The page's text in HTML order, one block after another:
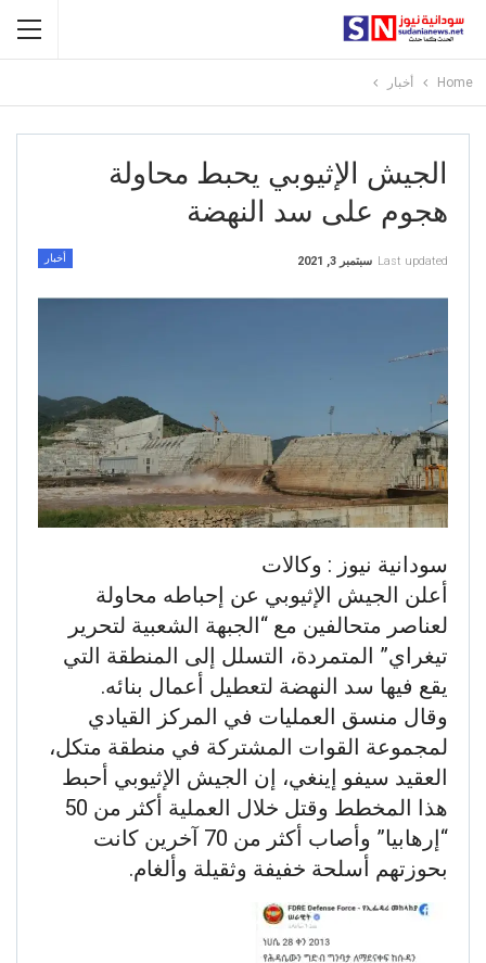
Home أخبار
الجيش الإثيوبي يحبط محاولة
هجوم على سد النهضة
أخبار Last updated سبتمبر 3, 2021
سودانية نيوز : وكالات
أعلن الجيش الإثيوبي عن إحباطه محاولة
لعناصر متحالفين مع “الجبهة الشعبية لتحرير
تيغراي” المتمردة، التسلل إلى المنطقة التي
يقع فيها سد النهضة لتعطيل أعمال بنائه.
وقال منسق العمليات في المركز القيادي
لمجموعة القوات المشتركة في منطقة متكل،
العقيد سيفو إينغي، إن الجيش الإثيوبي أحبط
هذا المخطط وقتل خلال العملية أكثر من 50
“إرهابيا” وأصاب أكثر من 70 آخرين كانت
بحوزتهم أسلحة خفيفة وثقيلة وألغام.